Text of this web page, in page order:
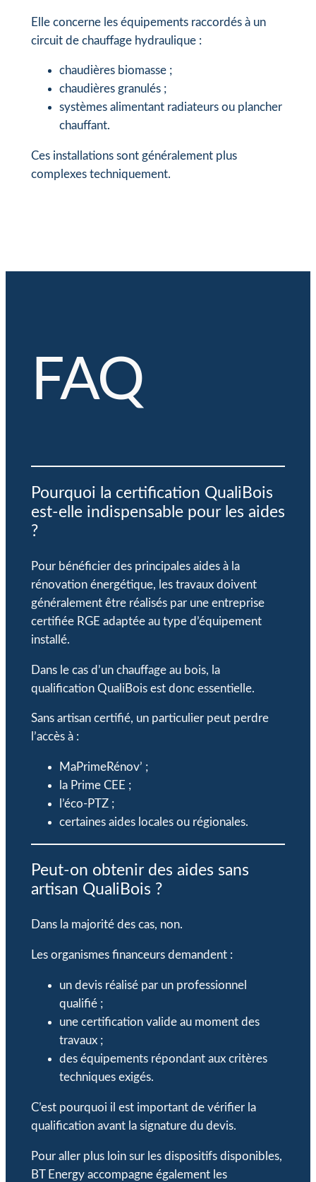
Elle concerne les équipements raccordés à un
circuit de chauffage hydraulique :
chaudières biomasse ;
chaudières granulés ;
systèmes alimentant radiateurs ou plancher
chauffant.
Ces installations sont généralement plus
complexes techniquement.
FAQ
Pourquoi la certification QualiBois
est-elle indispensable pour les aides
?
Pour bénéficier des principales aides à la
rénovation énergétique, les travaux doivent
généralement être réalisés par une entreprise
certifiée RGE adaptée au type d’équipement
installé.
Dans le cas d’un chauffage au bois, la
qualification QualiBois est donc essentielle.
Sans artisan certifié, un particulier peut perdre
l’accès à :
MaPrimeRénov’ ;
la Prime CEE ;
l’éco-PTZ ;
certaines aides locales ou régionales.
Peut-on obtenir des aides sans
artisan QualiBois ?
Dans la majorité des cas, non.
Les organismes financeurs demandent :
un devis réalisé par un professionnel
qualifié ;
une certification valide au moment des
travaux ;
des équipements répondant aux critères
techniques exigés.
C’est pourquoi il est important de vérifier la
qualification avant la signature du devis.
Pour aller plus loin sur les dispositifs disponibles,
BT Energy accompagne également les